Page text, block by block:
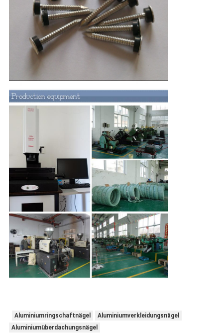
Aluminiumringschaftnägel
Aluminiumverkleidungsnägel
Aluminiumüberdachungsnägel